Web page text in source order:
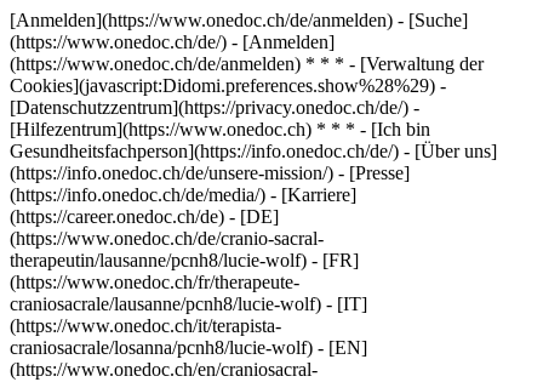
[Anmelden](https://www.onedoc.ch/de/anmelden) - [Suche]
(https://www.onedoc.ch/de/) - [Anmelden]
(https://www.onedoc.ch/de/anmelden) * * * - [Verwaltung der
Cookies](javascript:Didomi.preferences.show%28%29) -
[Datenschutzzentrum](https://privacy.onedoc.ch/de/) -
[Hilfezentrum](https://www.onedoc.ch) * * * - [Ich bin
Gesundheitsfachperson](https://info.onedoc.ch/de/) - [Über uns]
(https://info.onedoc.ch/de/unsere-mission/) - [Presse]
(https://info.onedoc.ch/de/media/) - [Karriere]
(https://career.onedoc.ch/de) - [DE]
(https://www.onedoc.ch/de/cranio-sacral-
therapeutin/lausanne/pcnh8/lucie-wolf) - [FR]
(https://www.onedoc.ch/fr/therapeute-
craniosacrale/lausanne/pcnh8/lucie-wolf) - [IT]
(https://www.onedoc.ch/it/terapista-
craniosacrale/losanna/pcnh8/lucie-wolf) - [EN]
(https://www.onedoc.ch/en/craniosacral-